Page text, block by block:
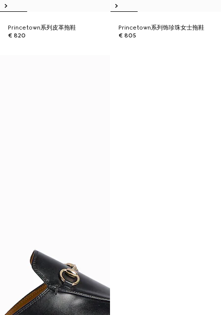
Princetown系列皮革拖鞋
€ 820
Princetown系列饰珍珠女士拖鞋
€ 805